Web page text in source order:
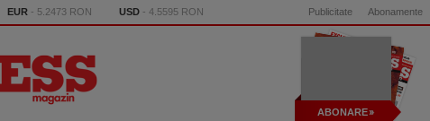
EUR - 5.2473 RON USD - 4.5595 RON Publicitate Abonamente
ABONARE